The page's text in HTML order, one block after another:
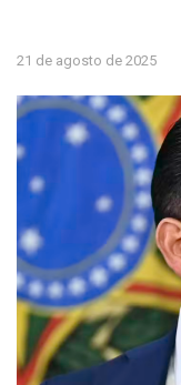
21 de agosto de 2025